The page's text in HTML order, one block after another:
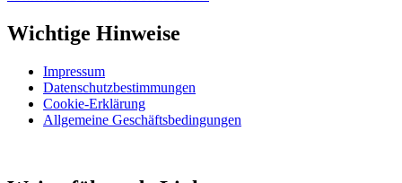
Wichtige Hinweise
Impressum
Datenschutzbestimmungen
Cookie-Erklärung
Allgemeine Geschäftsbedingungen